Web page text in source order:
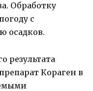
Обработку
с
осадков.
результата
Кораген в